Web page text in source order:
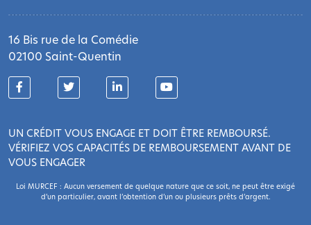
16 Bis rue de la Comédie
02100 Saint-Quentin
UN CRÉDIT VOUS ENGAGE ET DOIT ÊTRE REMBOURSÉ.
VÉRIFIEZ VOS CAPACITÉS DE REMBOURSEMENT AVANT DE
VOUS ENGAGER
Loi MURCEF : Aucun versement de quelque nature que ce soit, ne peut être exigé
d’un particulier, avant l’obtention d’un ou plusieurs prêts d’argent.